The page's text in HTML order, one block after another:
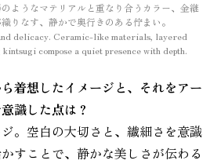
ようなマテリアルと重なり合うカラー、金継
りなす、静かで奥行きのある佇まい。
delicacy. Ceramic-like materials, layered
compose a quiet presence with depth.
ら着想したイメージと、それをアー
識した点は？
ジ。空白の大切さと、繊細さを意識
すことで、静かな美しさが伝わる